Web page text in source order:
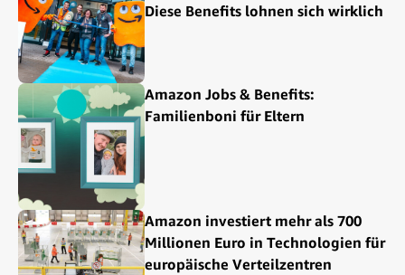
Diese Benefits lohnen sich wirklich
Amazon Jobs & Benefits:
Familienboni für Eltern
Amazon investiert mehr als 700
Millionen Euro in Technologien für
europäische Verteilzentren